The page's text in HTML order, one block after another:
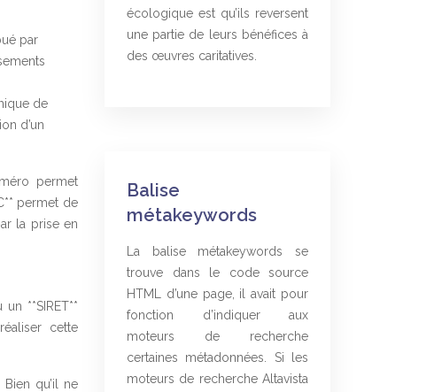
par
de
d’un
permet
permet de
la prise en
**SIRET**
cette
qu’il ne
écologique est qu’ils reversent
une partie de leurs bénéfices à
des œuvres caritatives.
Balise
métakeywords
La balise métakeywords se
trouve dans le code source
HTML d’une page, il avait pour
fonction d’indiquer aux
moteurs de recherche
certaines métadonnées. Si les
moteurs de recherche Altavista